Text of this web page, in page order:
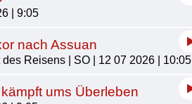
| 9:05
nach Assuan
Reisens | SO | 12 07 2026 | 10:05
ums Überleben